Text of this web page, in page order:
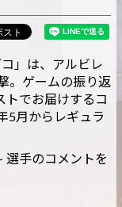
」は、アルビレ
。ゲームの振り返
トでお届けするコ
5月からレギュラ
選手のコメントを